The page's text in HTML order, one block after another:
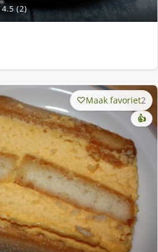
4.5 (2)
Maak favoriet2
👍